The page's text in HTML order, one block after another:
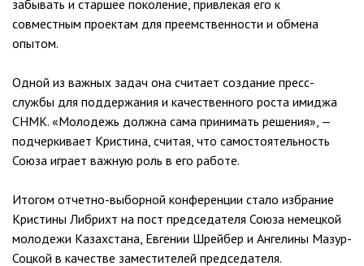
забывать и старшее поколение, привлекая его к
совместным проектам для преемственности и обмена
опытом.
Одной из важных задач она считает создание пресс-
службы для поддержания и качественного роста имиджа
СНМК. «Молодежь должна сама принимать решения», —
подчеркивает Кристина, считая, что самостоятельность
Союза играет важную роль в его работе.
Итогом отчетно-выборной конференции стало избрание
Кристины Либрихт на пост председателя Союза немецкой
молодежи Казахстана, Евгении Шрейбер и Ангелины Мазур-
Соцкой в качестве заместителей председателя.